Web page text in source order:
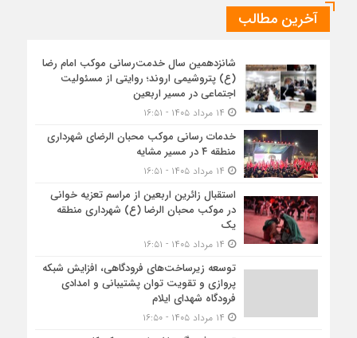
آخرین مطالب
شانزدهمین سال خدمت‌رسانی موکب امام رضا
(ع) پتروشیمی اروند؛ روایتی از مسئولیت
اجتماعی در مسیر اربعین
خدمات رسانی موکب محبان الرضای شهرداری
منطقه ۴ در مسیر مشایه
استقبال زائرین اربعین از مراسم تعزیه خوانی
در موکب محبان الرضا (ع) شهرداری منطقه
یک
توسعه زیرساخت‌های فرودگاهی، افزایش شبکه
پروازی و تقویت توان پشتیبانی و امدادی
فرودگاه شهدای ایلام